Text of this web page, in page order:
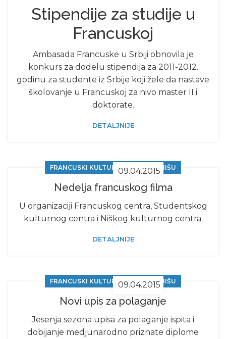
Stipendije za studije u
Francuskoj
Ambasada Francuske u Srbiji obnovila je
konkurs za dodelu stipendija za 2011-2012.
godinu za studente iz Srbije koji žele da nastave
školovanje u Francuskoj za nivo master II i
doktorate.
DETALJNIJE
09.04.2015
FRANCUSKI KULTURNI CENTAR U NIŠU
Nedelja francuskog filma
U organizaciji Francuskog centra, Studentskog
kulturnog centra i Niškog kulturnog centra.
DETALJNIJE
09.04.2015
FRANCUSKI KULTURNI CENTAR U NIŠU
Novi upis za polaganje
Jesenja sezona upisa za polaganje ispita i
dobijanje medjunarodno priznate diplome